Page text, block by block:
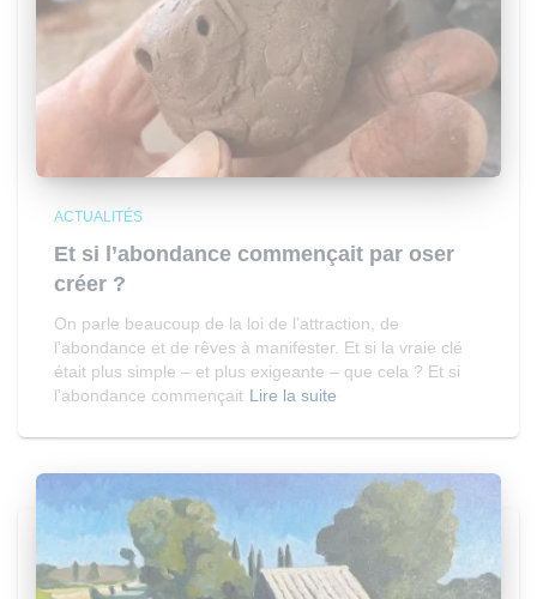
ACTUALITÉS
Et si l’abondance commençait par oser
créer ?
On parle beaucoup de la loi de l’attraction, de
l’abondance et de rêves à manifester. Et si la vraie clé
était plus simple – et plus exigeante – que cela ? Et si
l’abondance commençait Lire la suite